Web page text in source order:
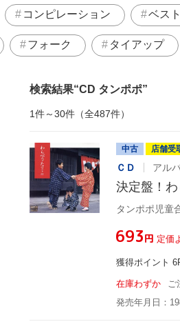
コンピレーション ベス
フォーク タイアップ
検索結果 CD タンポポ
1件～30件（全487件）
中古 店舗受
ＣＤ アル
決定盤！
タンポポ児童
¥693円 定価
獲得ポイント
在庫わずか
ご
発売年月日：